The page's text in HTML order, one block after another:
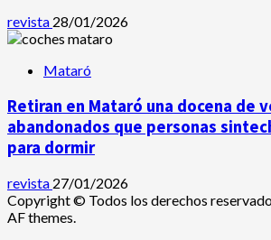
revista 28/01/2026
Mataró
Retiran en Mataró una docena de
abandonados que personas
para dormir
revista 27/01/2026
Copyright © Todos los derechos
AF themes.